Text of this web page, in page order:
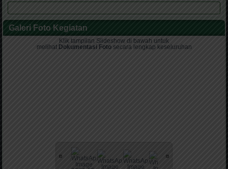
Galeri Foto Kegiatan
Klik tampilan Slideshow di bawah untuk
melihat Dokumentasi Fotosecara lengkap keseluruhan